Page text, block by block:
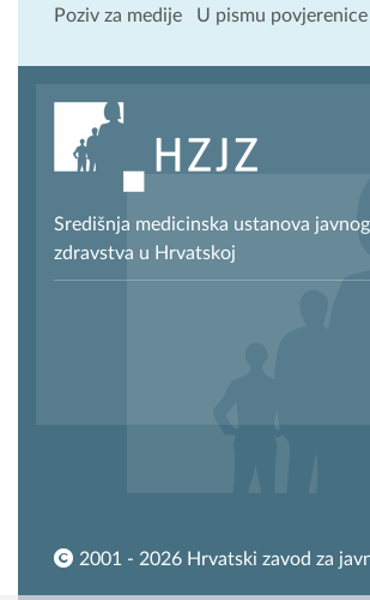
Poziv za medije U pismu
Središnja medicinska ustanova javnog
zdravstva u Hrvatskoj
2001 - 2026 Hrvatski zavod za